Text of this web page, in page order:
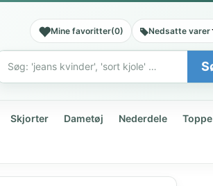
Mine favoritter(0) Nedsatte varer
Skjorter Dametøj Nederdele Toppe